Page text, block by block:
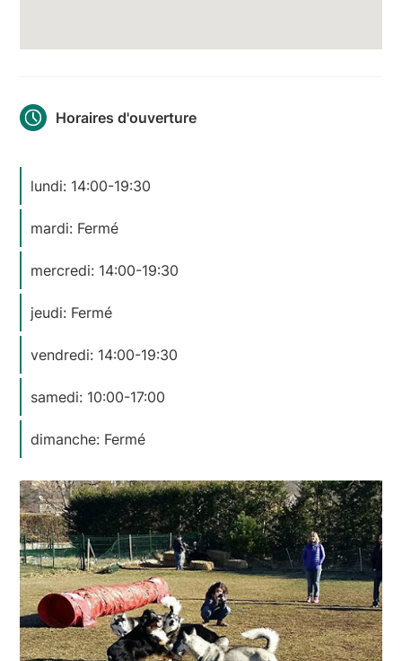
Horaires d'ouverture
lundi: 14:00-19:30
mardi: Fermé
mercredi: 14:00-19:30
jeudi: Fermé
vendredi: 14:00-19:30
samedi: 10:00-17:00
dimanche: Fermé